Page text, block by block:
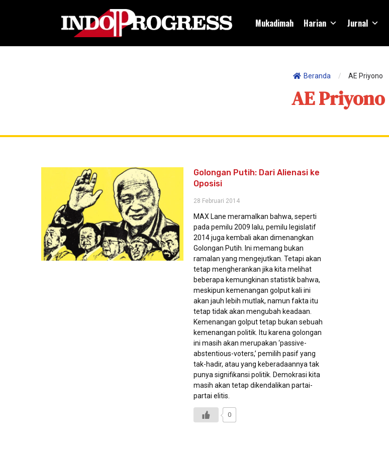
Mukadimah Harian Jurnal
Beranda / AE Priyono
AE Priyono
Golongan Putih: Dari Alienasi ke
Oposisi
28 Februari 2014
MAX Lane meramalkan bahwa, seperti
pada pemilu 2009 lalu, pemilu legislatif
2014 juga kembali akan dimenangkan
Golongan Putih. Ini memang bukan
ramalan yang mengejutkan. Tetapi akan
tetap mengherankan jika kita melihat
beberapa kemungkinan statistik bahwa,
meskipun kemenangan golput kali ini
akan jauh lebih mutlak, namun fakta itu
tetap tidak akan mengubah keadaan.
Kemenangan golput tetap bukan sebuah
kemenangan politik. Itu karena golongan
ini masih akan merupakan ‘passive-
abstentious-voters,’ pemilih pasif yang
tak-hadir, atau yang keberadaannya tak
punya signifikansi politik. Demokrasi kita
masih akan tetap dikendalikan partai-
partai elitis.
0